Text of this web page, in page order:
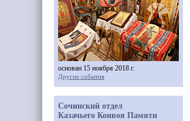
основан 15 ноября 2018 г.
Другие события
Сочинский отдел
Казачьего Конвоя Памяти